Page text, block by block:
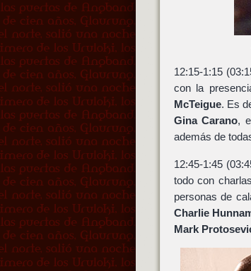
12:15-1:15
con la
McTeigue. Es
Gina Carano,
además de
12:45-1:45
todo con
personas de
Charlie
Mark